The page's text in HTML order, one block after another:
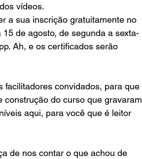
vídeos.
a sua inscrição gratuitamente no
de agosto, de segunda a sexta-
Ah, e os certificados serão
facilitadores convidados, para que
do curso que gravaram
aqui, para você que é leitor
de nos contar o que achou de